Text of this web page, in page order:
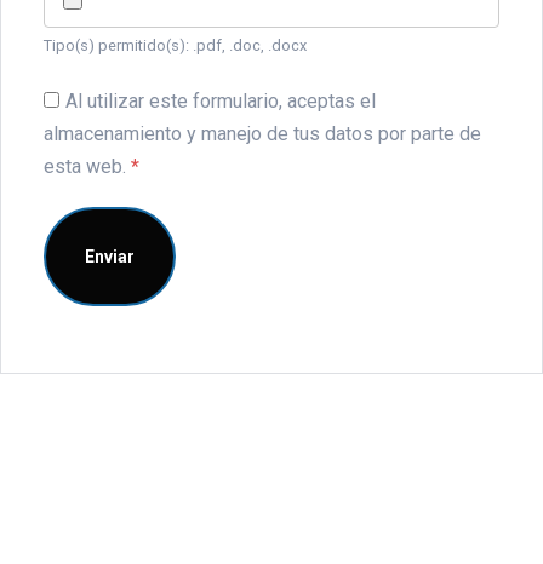
Tipo(s) permitido(s): .pdf, .doc, .docx
Al utilizar este formulario, aceptas el
almacenamiento y manejo de tus datos por parte de
esta web. *